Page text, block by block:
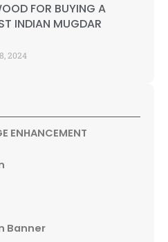
FOR BUYING A
INDIAN MUGDAR
2024
ENHANCEMENT
Banner